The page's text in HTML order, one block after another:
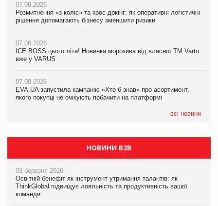
07.08.2026
Розмитнення «з коліс» та крос-докінг: як оперативні логістичні
рішення допомагають бізнесу зменшити ризики
07.08.2026
ICE BOSS цього літа! Новинка морозива від власної ТМ Varto
вже у VARUS
07.08.2026
EVA.UA запустила кампанію «Хто б знав» про асортимент,
якого покупці не очікують побачити на платформі
всі новини
07.08.2026
Розмитнення «з коліс» та крос-докінг: як оперативні логістичні
рішення допомагають бізнесу зменшити ризики
07.08.2026
ICE BOSS цього літа! Новинка морозива від власної ТМ Varto
вже у VARUS
07.08.2026
EVA.UA запустила кампанію «Хто б знав» про асортимент,
якого покупці не очікують побачити на платформі
07.08.2026
Kraft Heinz скоротила збиток у першому півріччі
Продажі Hugo Boss впали на 9%
НОВИНИ B2B
03 березня 2026
Освітній бенефіт як інструмент утримання талантів: як
ThinkGlobal підвищує лояльність та продуктивність вашої
команди